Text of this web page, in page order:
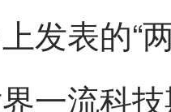
发表的“
一流科